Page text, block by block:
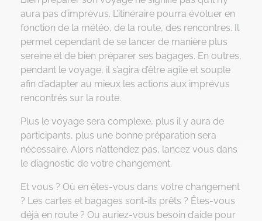
aura pas d’imprévus. L’itinéraire pourra évoluer en
fonction de la météo, de la route, des rencontres. Il
permet cependant de se lancer de manière plus
sereine et de bien préparer ses bagages. En outres,
pendant le voyage, il s’agira d’être agile et souple
afin d’adapter au mieux les actions aux imprévus
rencontrés sur la route.
Plus le voyage sera complexe, plus il y aura de
participants, plus une bonne préparation sera
nécessaire. Alors n’attendez pas, lancez vous dans
le diagnostic de votre changement.
Et vous ? Où en êtes-vous dans votre changement
? Les cartes et bagages sont-ils prêts ? Êtes-vous
déjà en route ? Ou auriez-vous besoin d’aide pour